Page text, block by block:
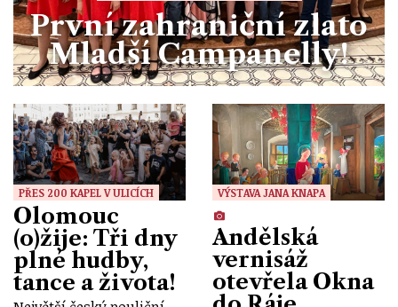
První zahraniční zlato
Mladší Campanelly!
PŘES 200 KAPEL V ULICÍCH
Olomouc
(o)žije: Tři dny
plné hudby,
tance a života!
VÝSTAVA JANA KNAPA
Andělská
vernisáž
otevřela Okna